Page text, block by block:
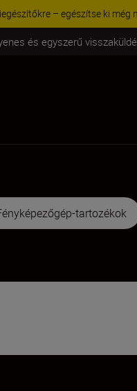
– egészítse ki még
és egyszerű
tartozékok